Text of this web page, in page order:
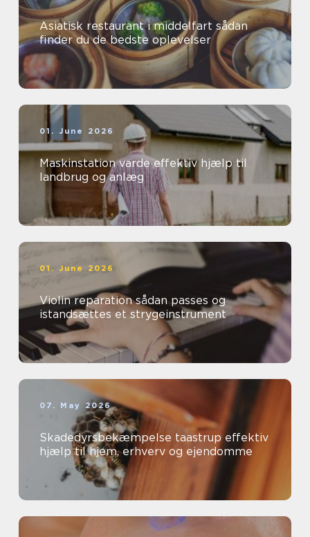
Asiatisk restaurant i middelfart sådan
finder du de bedste oplevelser
01. June 2026
Maskinstation varde effektiv hjælp til
landbrug og anlæg
01. June 2026
Violin reparation sådan passes og
istandsættes et strygeinstrument
07. May 2026
Skadedyrsbekæmpelse taastrup effektiv
hjælp til hjem, erhverv og ejendomme